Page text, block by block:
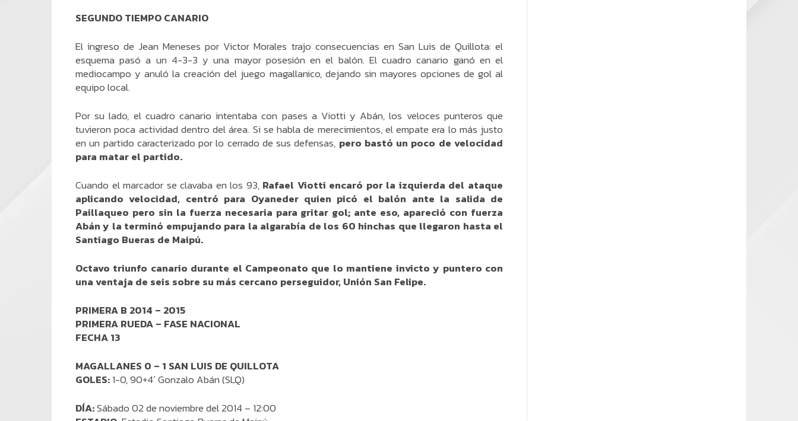
SEGUNDO TIEMPO CANARIO
El ingreso de Jean Meneses por Victor Morales trajo consecuencias en San Luis de Quillota: el
esquema pasó a un 4-3-3 y una mayor posesión en el balón. El cuadro canario ganó en el
mediocampo y anuló la creación del juego magallanico, dejando sin mayores opciones de gol al
equipo local.
Por su lado, el cuadro canario intentaba con pases a Viotti y Abán, los veloces punteros que
tuvieron poca actividad dentro del área. Si se habla de merecimientos, el empate era lo más justo
en un partido caracterizado por lo cerrado de sus defensas, pero bastó un poco de velocidad
para matar el partido.
Cuando el marcador se clavaba en los 93, Rafael Viotti encaró por la izquierda del ataque
aplicando velocidad, centró para Oyaneder quien picó el balón ante la salida de
Paillaqueo pero sin la fuerza necesaria para gritar gol; ante eso, apareció con fuerza
Abán y la terminó empujando para la algarabía de los 60 hinchas que llegaron hasta el
Santiago Bueras de Maipú.
Octavo triunfo canario durante el Campeonato que lo mantiene invicto y puntero con
una ventaja de seis sobre su más cercano perseguidor, Unión San Felipe.
PRIMERA B 2014 – 2015
PRIMERA RUEDA – FASE NACIONAL
FECHA 13
MAGALLANES 0 – 1 SAN LUIS DE QUILLOTA
GOLES: 1-0, 90+4´ Gonzalo Abán (SLQ)
DÍA:Sábado 02 de noviembre del 2014 – 12:00